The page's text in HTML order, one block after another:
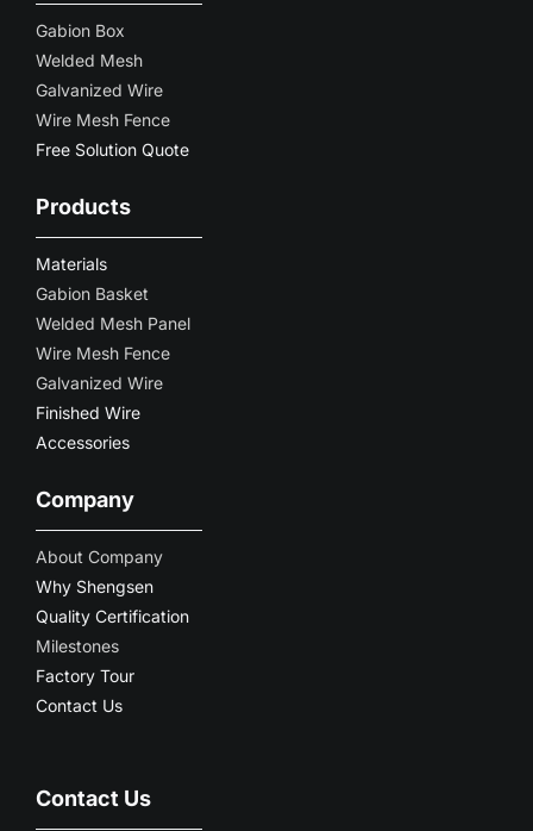
Gabion Box
Welded Mesh
Galvanized Wire
Wire Mesh Fence
Free Solution Quote
Products
Materials
Gabion Basket
Welded Mesh Panel
Wire Mesh Fence
Galvanized Wire
Finished Wire
Accessories
Company
About Company
Why Shengsen
Quality Certification
Milestones
Factory Tour
Contact Us
Contact Us